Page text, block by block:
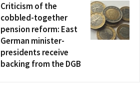
Criticism of the
cobbled-together
pension reform: East
German minister-
presidents receive
backing from the DGB